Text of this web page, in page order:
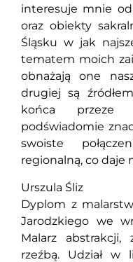
interesuje mnie
oraz obiekty
Śląsku w jak
tematem moich
obnażają one
drugiej są
końca przeze
podświadomie
swoiste
regionalną, co daje
Urszula Śliz
Dyplom z
Jarodzkiego we
Malarz
rzeźbą. Udział w